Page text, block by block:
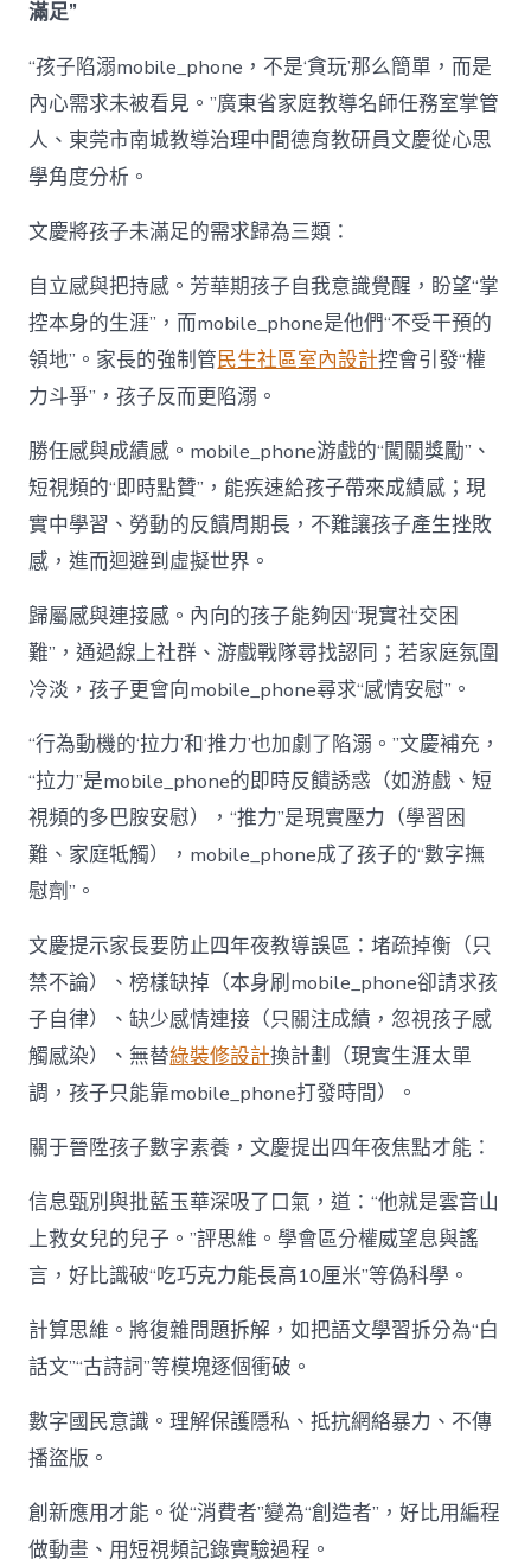
滿足”
“孩子陷溺mobile_phone，不是‘貪玩’那么簡單，而是
內心需求未被看見。”廣東省家庭教導名師任務室掌管
人、東莞市南城教導治理中間德育教研員文慶從心思
學角度分析。
文慶將孩子未滿足的需求歸為三類：
自立感與把持感。芳華期孩子自我意識覺醒，盼望“掌
控本身的生涯”，而mobile_phone是他們“不受干預的
領地”。家長的強制管民生社區室內設計控會引發“權
力斗爭”，孩子反而更陷溺。
勝任感與成績感。mobile_phone游戲的“闖關獎勵”、
短視頻的“即時點贊”，能疾速給孩子帶來成績感；現
實中學習、勞動的反饋周期長，不難讓孩子產生挫敗
感，進而迴避到虛擬世界。
歸屬感與連接感。內向的孩子能夠因“現實社交困
難”，通過線上社群、游戲戰隊尋找認同；若家庭氛圍
冷淡，孩子更會向mobile_phone尋求“感情安慰”。
“行為動機的‘拉力’和‘推力’也加劇了陷溺。”文慶補充，
“拉力”是mobile_phone的即時反饋誘惑（如游戲、短
視頻的多巴胺安慰），“推力”是現實壓力（學習困
難、家庭牴觸），mobile_phone成了孩子的“數字撫
慰劑”。
文慶提示家長要防止四年夜教導誤區：堵疏掉衡（只
禁不論）、榜樣缺掉（本身刷mobile_phone卻請求孩
子自律）、缺少感情連接（只關注成績，忽視孩子感
觸感染）、無替綠裝修設計換計劃（現實生涯太單
調，孩子只能靠mobile_phone打發時間）。
關于晉陞孩子數字素養，文慶提出四年夜焦點才能：
信息甄別與批藍玉華深吸了口氣，道：“他就是雲音山
上救女兒的兒子。”評思維。學會區分權威望息與謠
言，好比識破“吃巧克力能長高10厘米”等偽科學。
計算思維。將復雜問題拆解，如把語文學習拆分為“白
話文”“古詩詞”等模塊逐個衝破。
數字國民意識。理解保護隱私、抵抗網絡暴力、不傳
播盜版。
創新應用才能。從“消費者”變為“創造者”，好比用編程
做動畫、用短視頻記錄實驗過程。